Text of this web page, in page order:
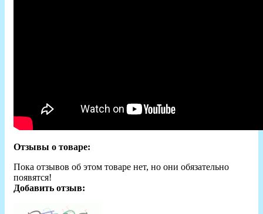
Отзывы о товаре:
Пока отзывов об этом товаре нет, но они обязательно
появятся!
Добавить отзыв: